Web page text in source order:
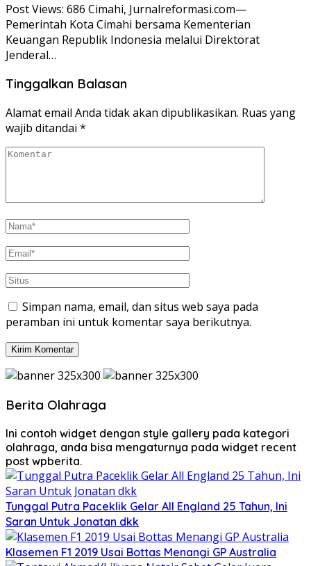
Post Views: 686 Cimahi, Jurnalreformasi.com—
Pemerintah Kota Cimahi bersama Kementerian
Keuangan Republik Indonesia melalui Direktorat
Jenderal…
Tinggalkan Balasan
Alamat email Anda tidak akan dipublikasikan. Ruas yang
wajib ditandai *
Simpan nama, email, dan situs web saya pada
peramban ini untuk komentar saya berikutnya.
Berita Olahraga
Ini contoh widget dengan style gallery pada kategori
olahraga, anda bisa mengaturnya pada widget recent
post wpberita.
Tunggal Putra Paceklik Gelar All England 25 Tahun, Ini
Saran Untuk Jonatan dkk
Klasemen F1 2019 Usai Bottas Menangi GP Australia